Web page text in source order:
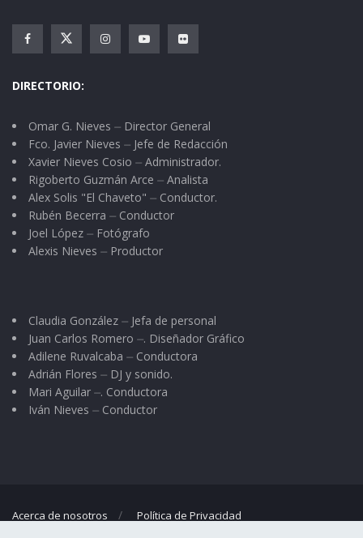
DIRECTORIO:
Omar G. Nieves ⏤ Director General
Fco. Javier Nieves ⏤ Jefe de Redacción
Xavier Nieves Cosio ⏤ Administrador.
Rigoberto Guzmán Arce ⏤ Analista
Alex Solis "El Chaveto" ⏤ Conductor.
Rubén Becerra ⏤ Conductor
Joel López ⏤ Fotógrafo
Alexis Nieves ⏤ Productor
Claudia González ⏤ Jefa de personal
Juan Carlos Romero ⏤. Diseñador Gráfico
Adilene Ruvalcaba ⏤ Conductora
Adrián Flores ⏤ DJ y sonido.
Mari Aguilar ⏤. Conductora
Iván Nieves ⏤ Conductor
Acerca de nosotros Política de Privacidad